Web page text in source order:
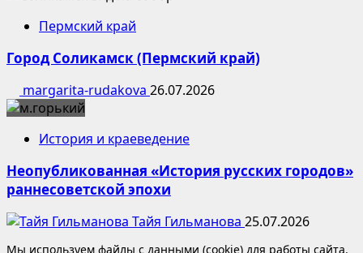
Пермский край
Город Соликамск (Пермский край)
margarita-rudakova 26.07.2026
История и краеведение
Неопубликованная «История русских городов»
раннесоветской эпохи
Тайя Гильманова 25.07.2026
Мы используем файлы с данными (cookie) для работы сайта.